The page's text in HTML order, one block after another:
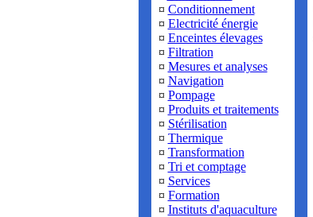
¤ Conditionnement
¤ Electricité énergie
¤ Enceintes élevages
¤ Filtration
¤ Mesures et analyses
¤ Navigation
¤ Pompage
¤ Produits et traitements
¤ Stérilisation
¤ Thermique
¤ Transformation
¤ Tri et comptage
¤ Services
¤ Formation
¤ Instituts d'aquaculture